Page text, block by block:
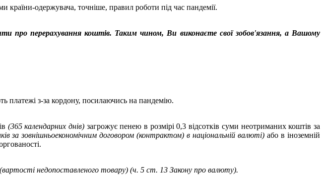
країни-одержувача, точніше, правил роботи під час пандемії.
про перерахування коштів. Таким чином, Ви виконаєте свої зобов'язання, а Вашому
платежі з-за кордону, посилаючись на пандемію.
(365 календарних днів)загрожує пенею в розмірі 0,3 відсотків суми неотриманих коштів за
за зовнішньоекономічним договором (контрактом) в національній валюті) або в іноземній
(вартості недопоставленого товару) (ч. 5 ст. 13 Закону про валюту).